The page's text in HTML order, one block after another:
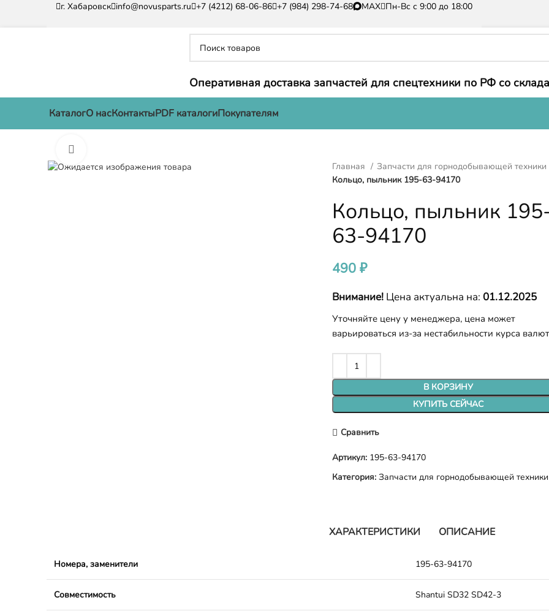
г. Хабаровск info@novusparts.ru +7 (4212) 68-06-86 +7 (984) 298-74-68 MAX Пн-Вс с 9:00 до 18:00
Оперативная доставка запчастей для спецтехники по РФ со
КаталогО насКонтактыPDF каталогиПокупателям
Главная
Запчасти для горнодобывающей техники
Кольцо, пыльник 195-63-94170
Кольцо, пыльник
63-94170
490₽
Внимание! Цена актуальна на: 01.12.2025
Уточняйте цену у менеджера, цена может
варьироваться из-за нестабильности курса
В КОРЗИНУ
КУПИТЬ СЕЙЧАС
Сравнить
Артикул: 195-63-94170
Категория: Запчасти для горнодобывающей техники
ХАРАКТЕРИСТИКИ ОПИСАНИЕ
Номера, заменители 195-63-94170
Совместимость Shantui SD32 SD42-3